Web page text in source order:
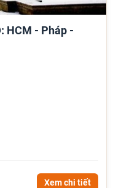
HCM - Pháp -
Xem chi tiết